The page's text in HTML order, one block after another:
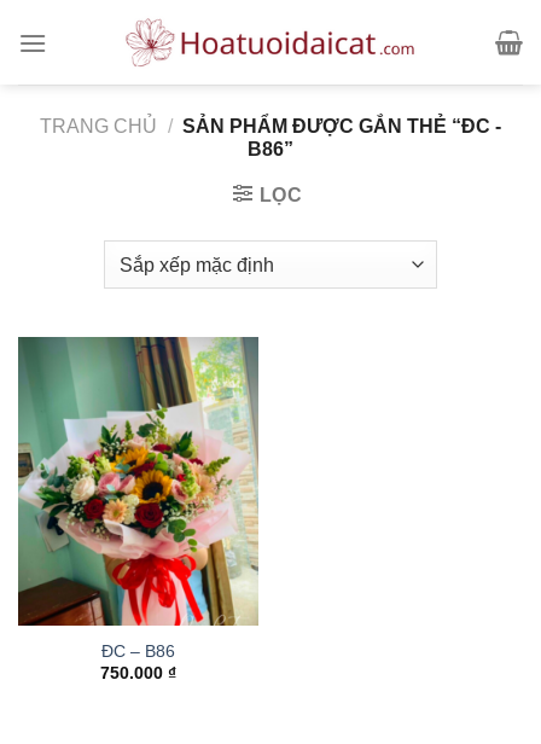
TRANG CHỦ / SẢN PHẨM ĐƯỢC GẮN THẺ “ĐC -
B86”
LỌC
ĐC – B86
750.000 ₫